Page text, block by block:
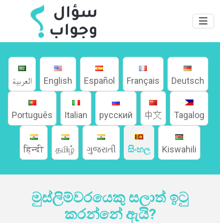
ගෙදර
العربية English Español Français Deutsch
Português Italian русский 中文 Tagalog
हिन्दी தமிழ் ગુજરાતી සිංහල Kiswahili
මුස්ලිම්වරයෙකු සලාත් ඉටු
කරන්නේ ඇයි?